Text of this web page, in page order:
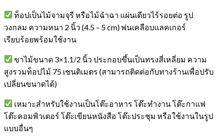
ท็อปเป็นไม้จามจุรี หรือไม้ฉำฉา แผ่นเดียวไร้รอยต่อ รูป
วงกลม ความหนา 2 นิ้ว (4.5 – 5 cm) พ่นเคลือบแลคเกอร์
เรียบร้อยพร้อมใช้งาน
ขาไม้ขนาด 3×1.1/2 นิ้ว ประกอบขึ้นเป็นทรงสี่เหลี่ยม ความ
สูงรวมท็อปไม้ 75 เซนติเมตร (สามารถติดต่อกับทางร้านเพื่อปรับ
เปลี่ยนขนาดได้)
เหมาะสำหรับใช้งานเป็นโต๊ะอาหาร โต๊ะทำงาน โต๊ะกาแฟ
โต๊ะคอมพิวเตอร์ โต๊ะเขียนหนังสือ โต๊ะประชุม หรือใช้งานในรูป
แบบอื่นๆ